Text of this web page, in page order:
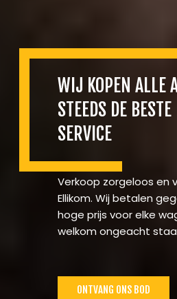
WIJ KOPEN ALLE
STEEDS DE BESTE
SERVICE
Verkoop zorgeloos en
Ellikom. Wij betalen
hoge prijs voor elke
welkom ongeacht
ONTVANG ONS BOD